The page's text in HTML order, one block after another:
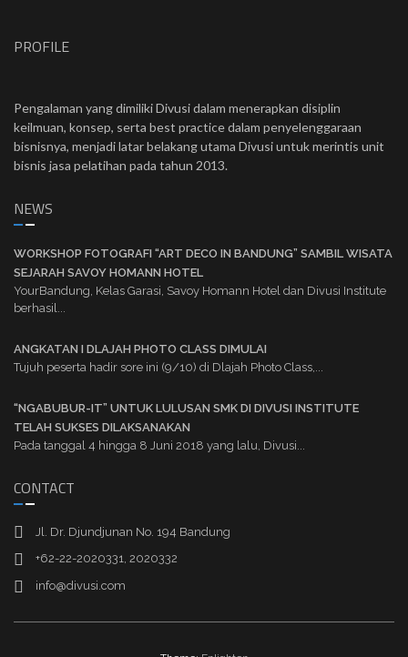
PROFILE
Pengalaman yang dimiliki Divusi dalam menerapkan disiplin
keilmuan, konsep, serta best practice dalam penyelenggaraan
bisnisnya, menjadi latar belakang utama Divusi untuk merintis unit
bisnis jasa pelatihan pada tahun 2013.
NEWS
WORKSHOP FOTOGRAFI “ART DECO IN BANDUNG” SAMBIL WISATA
SEJARAH SAVOY HOMANN HOTEL
YourBandung, Kelas Garasi, Savoy Homann Hotel dan Divusi Institute
berhasil...
ANGKATAN I DLAJAH PHOTO CLASS DIMULAI
Tujuh peserta hadir sore ini (9/10) di Dlajah Photo Class,...
“NGABUBUR-IT” UNTUK LULUSAN SMK DI DIVUSI INSTITUTE
TELAH SUKSES DILAKSANAKAN
Pada tanggal 4 hingga 8 Juni 2018 yang lalu, Divusi...
CONTACT
Jl. Dr. Djundjunan No. 194 Bandung
+62-22-2020331, 2020332
info@divusi.com